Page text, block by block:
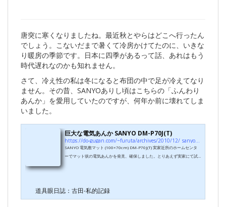
唐突に寒くなりましたね。最近秋とやらはどこへ行ったん
でしょう。こないだまで暑くて冷房かけてたのに、いきな
り暖房の季節です。日本に四季があるって話、あれはもう
時代遅れなのかも知れません。
さて、冷え性の私は冬になると布団の中で足が冷えてなり
ません。その昔、SANYOありし頃はこちらの「ふんわり
あんか」を愛用していたのですが、何年か前に壊れてしま
いました。
巨大な電気あんか SANYO DM-P70J(T)
https://do-gugan.com/~furuta/archives/2010/12/_sanyo_dm-p70jt.html
SANYO 電気敷マット (100×70cm) DM-P70J(T) 実家近所のホームセンタ
ーでマット状の電気あんかを発見、確保しました。とりあえず実家にて試
えて寝られずあんか必須なんですが、あの固い感触は苦手でした。で、最
近はソフトタイプのものを使ってたんですが、こっちはこっちでなにやら
道具眼日誌：古田-私的記録